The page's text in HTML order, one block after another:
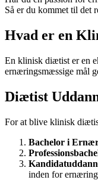
Så er du kommet til det
Hvad er en
En klinisk diætist er en
ernæringsmæssige mål
Diætist
For at blive klinisk
Bachelor i
inden for